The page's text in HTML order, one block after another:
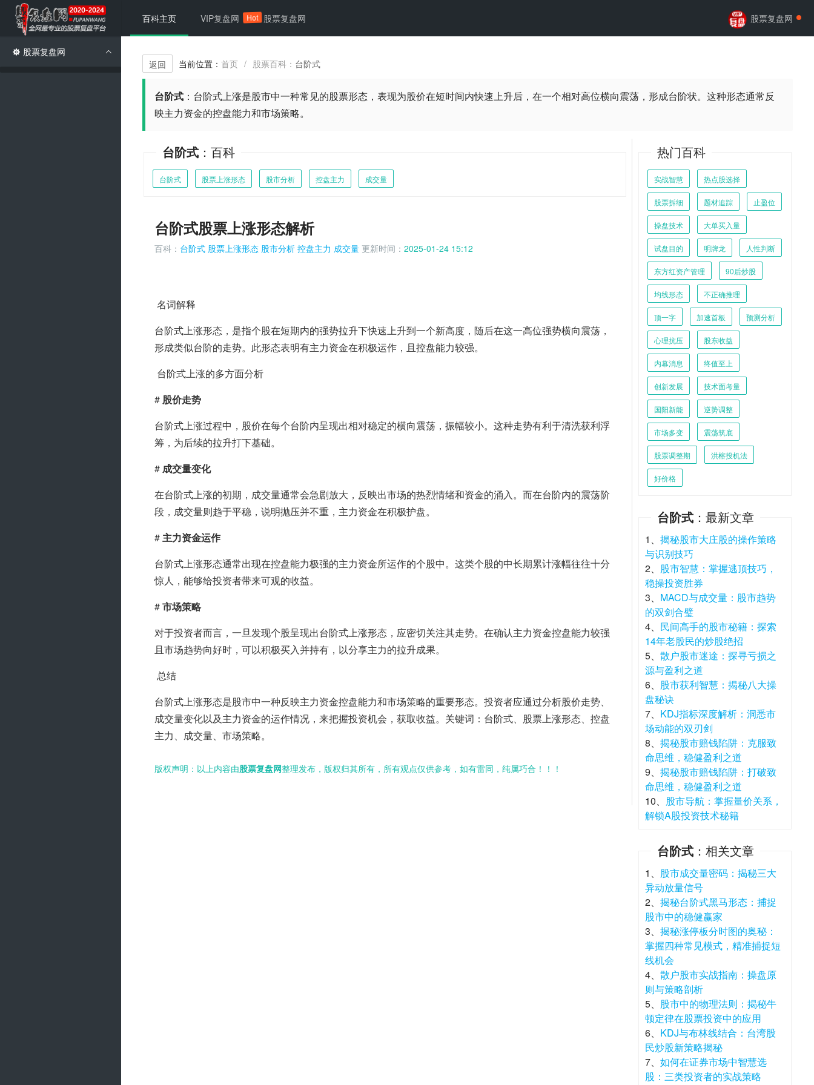
返回 当前位置： 首页 / 股票百科： 台阶式
台阶式 ： 台阶式上涨是股市中一种常见的股票形态，表现为股价在短时间内快速上升后，在一个相对高位横向震荡，形成台阶状。这种形态通常反
映主力资金的控盘能力和市场策略。
台阶式 ：百科
台阶式 股票上涨形态 股市分析 控盘主力 成交量
台阶式股票上涨形态解析
百科： 台阶式 股票上涨形态 股市分析 控盘主力 成交量 更新时间： 2025-01-24 15:12
名词解释
台阶式上涨形态，是指个股在短期内的强势拉升下快速上升到一个新高度，随后在这一高位强势横向震荡，
形成类似台阶的走势。此形态表明有主力资金在积极运作，且控盘能力较强。
台阶式上涨的多方面分析
# 股价走势
台阶式上涨过程中，股价在每个台阶内呈现出相对稳定的横向震荡，振幅较小。这种走势有利于清洗获利浮
筹，为后续的拉升打下基础。
# 成交量变化
在台阶式上涨的初期，成交量通常会急剧放大，反映出市场的热烈情绪和资金的涌入。而在台阶内的震荡阶
段，成交量则趋于平稳，说明抛压并不重，主力资金在积极护盘。
# 主力资金运作
台阶式上涨形态通常出现在控盘能力极强的主力资金所运作的个股中。这类个股的中长期累计涨幅往往十分
惊人，能够给投资者带来可观的收益。
# 市场策略
对于投资者而言，一旦发现个股呈现出台阶式上涨形态，应密切关注其走势。在确认主力资金控盘能力较强
且市场趋势向好时，可以积极买入并持有，以分享主力的拉升成果。
总结
台阶式上涨形态是股市中一种反映主力资金控盘能力和市场策略的重要形态。投资者应通过分析股价走势、
成交量变化以及主力资金的运作情况，来把握投资机会，获取收益。关键词：台阶式、股票上涨形态、控盘
主力、成交量、市场策略。
版权声明：以上内容由股票复盘网整理发布，版权归其所有，所有观点仅供参考，如有雷同，纯属巧合！！！
热门百科
实战智慧 热点股选择
股票拆细 题材追踪 止盈位
操盘技术 大单买入量
试盘目的 明牌龙 人性判断
东方红资产管理 90后炒股
均线形态 不正确推理
顶一字 加速首板 预测分析
心理抗压 股东收益
内幕消息 终值至上
创新发展 技术面考量
国阳新能 逆势调整
市场多变 震荡筑底
股票调整期 洪榕投机法
好价格
台阶式：最新文章
1、 揭秘股市大庄股的操作策略
与识别技巧
2、 股市智慧：掌握逃顶技巧，
稳操投资胜券
3、 MACD与成交量：股市趋势
的双剑合璧
4、 民间高手的股市秘籍：探索
14年老股民的炒股绝招
5、 散户股市迷途：探寻亏损之
源与盈利之道
6、 股市获利智慧：揭秘八大操
盘秘诀
7、 KDJ指标深度解析：洞悉市
场动能的双刃剑
8、 揭秘股市赔钱陷阱：克服致
命思维，稳健盈利之道
9、 揭秘股市赔钱陷阱：打破致
命思维，稳健盈利之道
10、 股市导航：掌握量价关系，
解锁A股投资技术秘籍
台阶式：相关文章
1、 股市成交量密码：揭秘三大
异动放量信号
2、 揭秘台阶式黑马形态：捕捉
股市中的稳健赢家
3、 揭秘涨停板分时图的奥秘：
掌握四种常见模式，精准捕捉短
线机会
4、 散户股市实战指南：操盘原
则与策略剖析
5、 股市中的物理法则：揭秘牛
顿定律在股票投资中的应用
6、 KDJ与布林线结合：台湾股
民炒股新策略揭秘
7、 如何在证券市场中智慧选
股：三类投资者的实战策略
百科主页 VIP复盘网 Hot 股票复盘网 股票复盘网
股票复盘网